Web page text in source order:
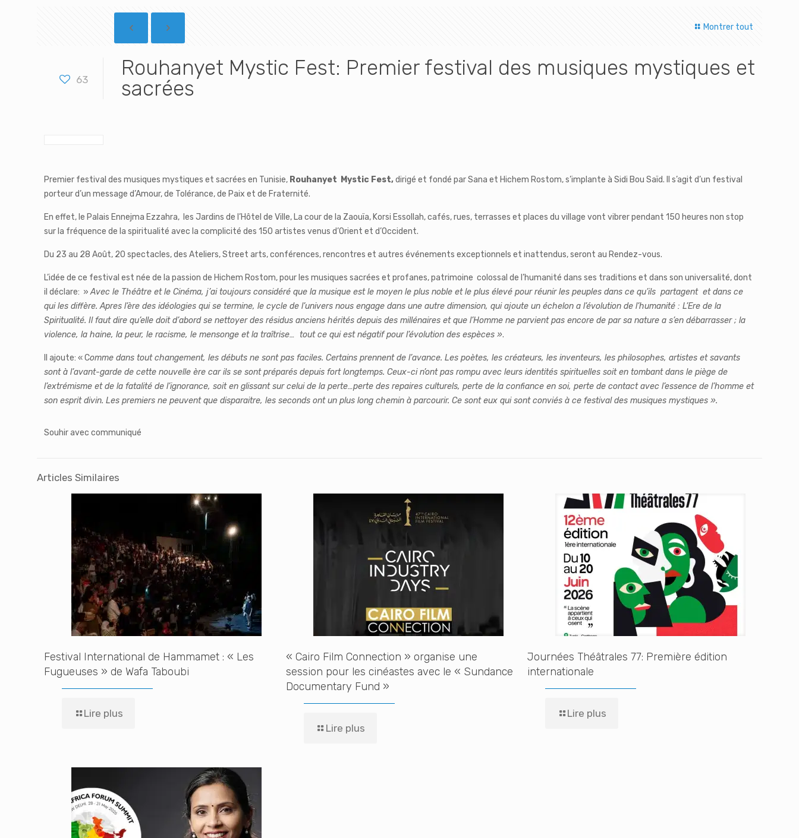
Montrer tout
63
Rouhanyet Mystic Fest: Premier festival des musiques mystiques et
sacrées
Premier festival des musiques mystiques et sacrées en Tunisie, Rouhanyet Mystic Fest,dirigé et fondé par Sana et Hichem Rostom,s’implante à Sidi Bou Saïd. Il s’agit d’un festival
porteur d’un message d’Amour, de Tolérance, de Paix et de Fraternité.
En effet, le Palais Ennejma Ezzahra, les Jardins de l’Hôtel de Ville, La cour de la Zaouïa, Korsi Essollah, cafés, rues, terrasses et places du village vont vibrer pendant 150 heures non stop
sur la fréquence de la spiritualité avec la complicité des 150 artistes venus d’Orient et d’Occident.
Du 23 au 28 Août, 20 spectacles, des Ateliers, Street arts, conférences, rencontres et autres événements exceptionnels et inattendus, seront au Rendez-vous.
L’idée de ce festival est née de la passion de Hichem Rostom, pour les musiques sacrées et profanes, patrimoine colossal de l’humanité dans ses traditions et dans son universalité, dont
il déclare: »Avec le Théâtre et le Cinéma, j’ai toujours considéré que la musique est le moyen le plus noble et le plus élevé pour réunir les peuples dans ce qu’ils partagent et dans ce
qui les diffère. Apres l’ère des idéologies qui se termine, le cycle de l’univers nous engage dans une autre dimension, qui ajoute un échelon a l’évolution de l’humanité : L’Ere de la
Spiritualité. Il faut dire qu’elle doit d’abord se nettoyer des résidus anciens hérités depuis des millénaires et que l’Homme ne parvient pas encore de par sa nature a s’en débarrasser ; la
violence, la haine, la peur, le racisme, le mensonge et la traîtrise… tout ce qui est négatif pour l’évolution des espèces ».
Il ajoute: « Comme dans tout changement, les débuts ne sont pas faciles. Certains prennent de l’avance. Les poètes, les créateurs, les inventeurs, les philosophes, artistes et savants
sont à l’avant-garde de cette nouvelle ère car ils se sont préparés depuis fort longtemps.Ceux-ci n’ont pas rompu avec leurs identités spirituelles soit en tombant dans le piège de
l’extrémisme et de la fatalité de l’ignorance, soit en glissant sur celui de la perte…perte des repaires culturels, perte de la confiance en soi, perte de contact avec l’essence de l’homme et
son esprit divin. Les premiers ne peuvent que disparaitre, les seconds ont un plus long chemin à parcourir. Ce sont eux qui sont conviés à ce festival des musiques mystiques ».
Souhir avec communiqué
Articles Similaires
Festival International de Hammamet : « Les
Fugueuses » de Wafa Taboubi
Lire plus
« Cairo Film Connection » organise une
session pour les cinéastes avec le « Sundance
Documentary Fund »
Lire plus
Journées Théâtrales 77: Première édition
internationale
Lire plus